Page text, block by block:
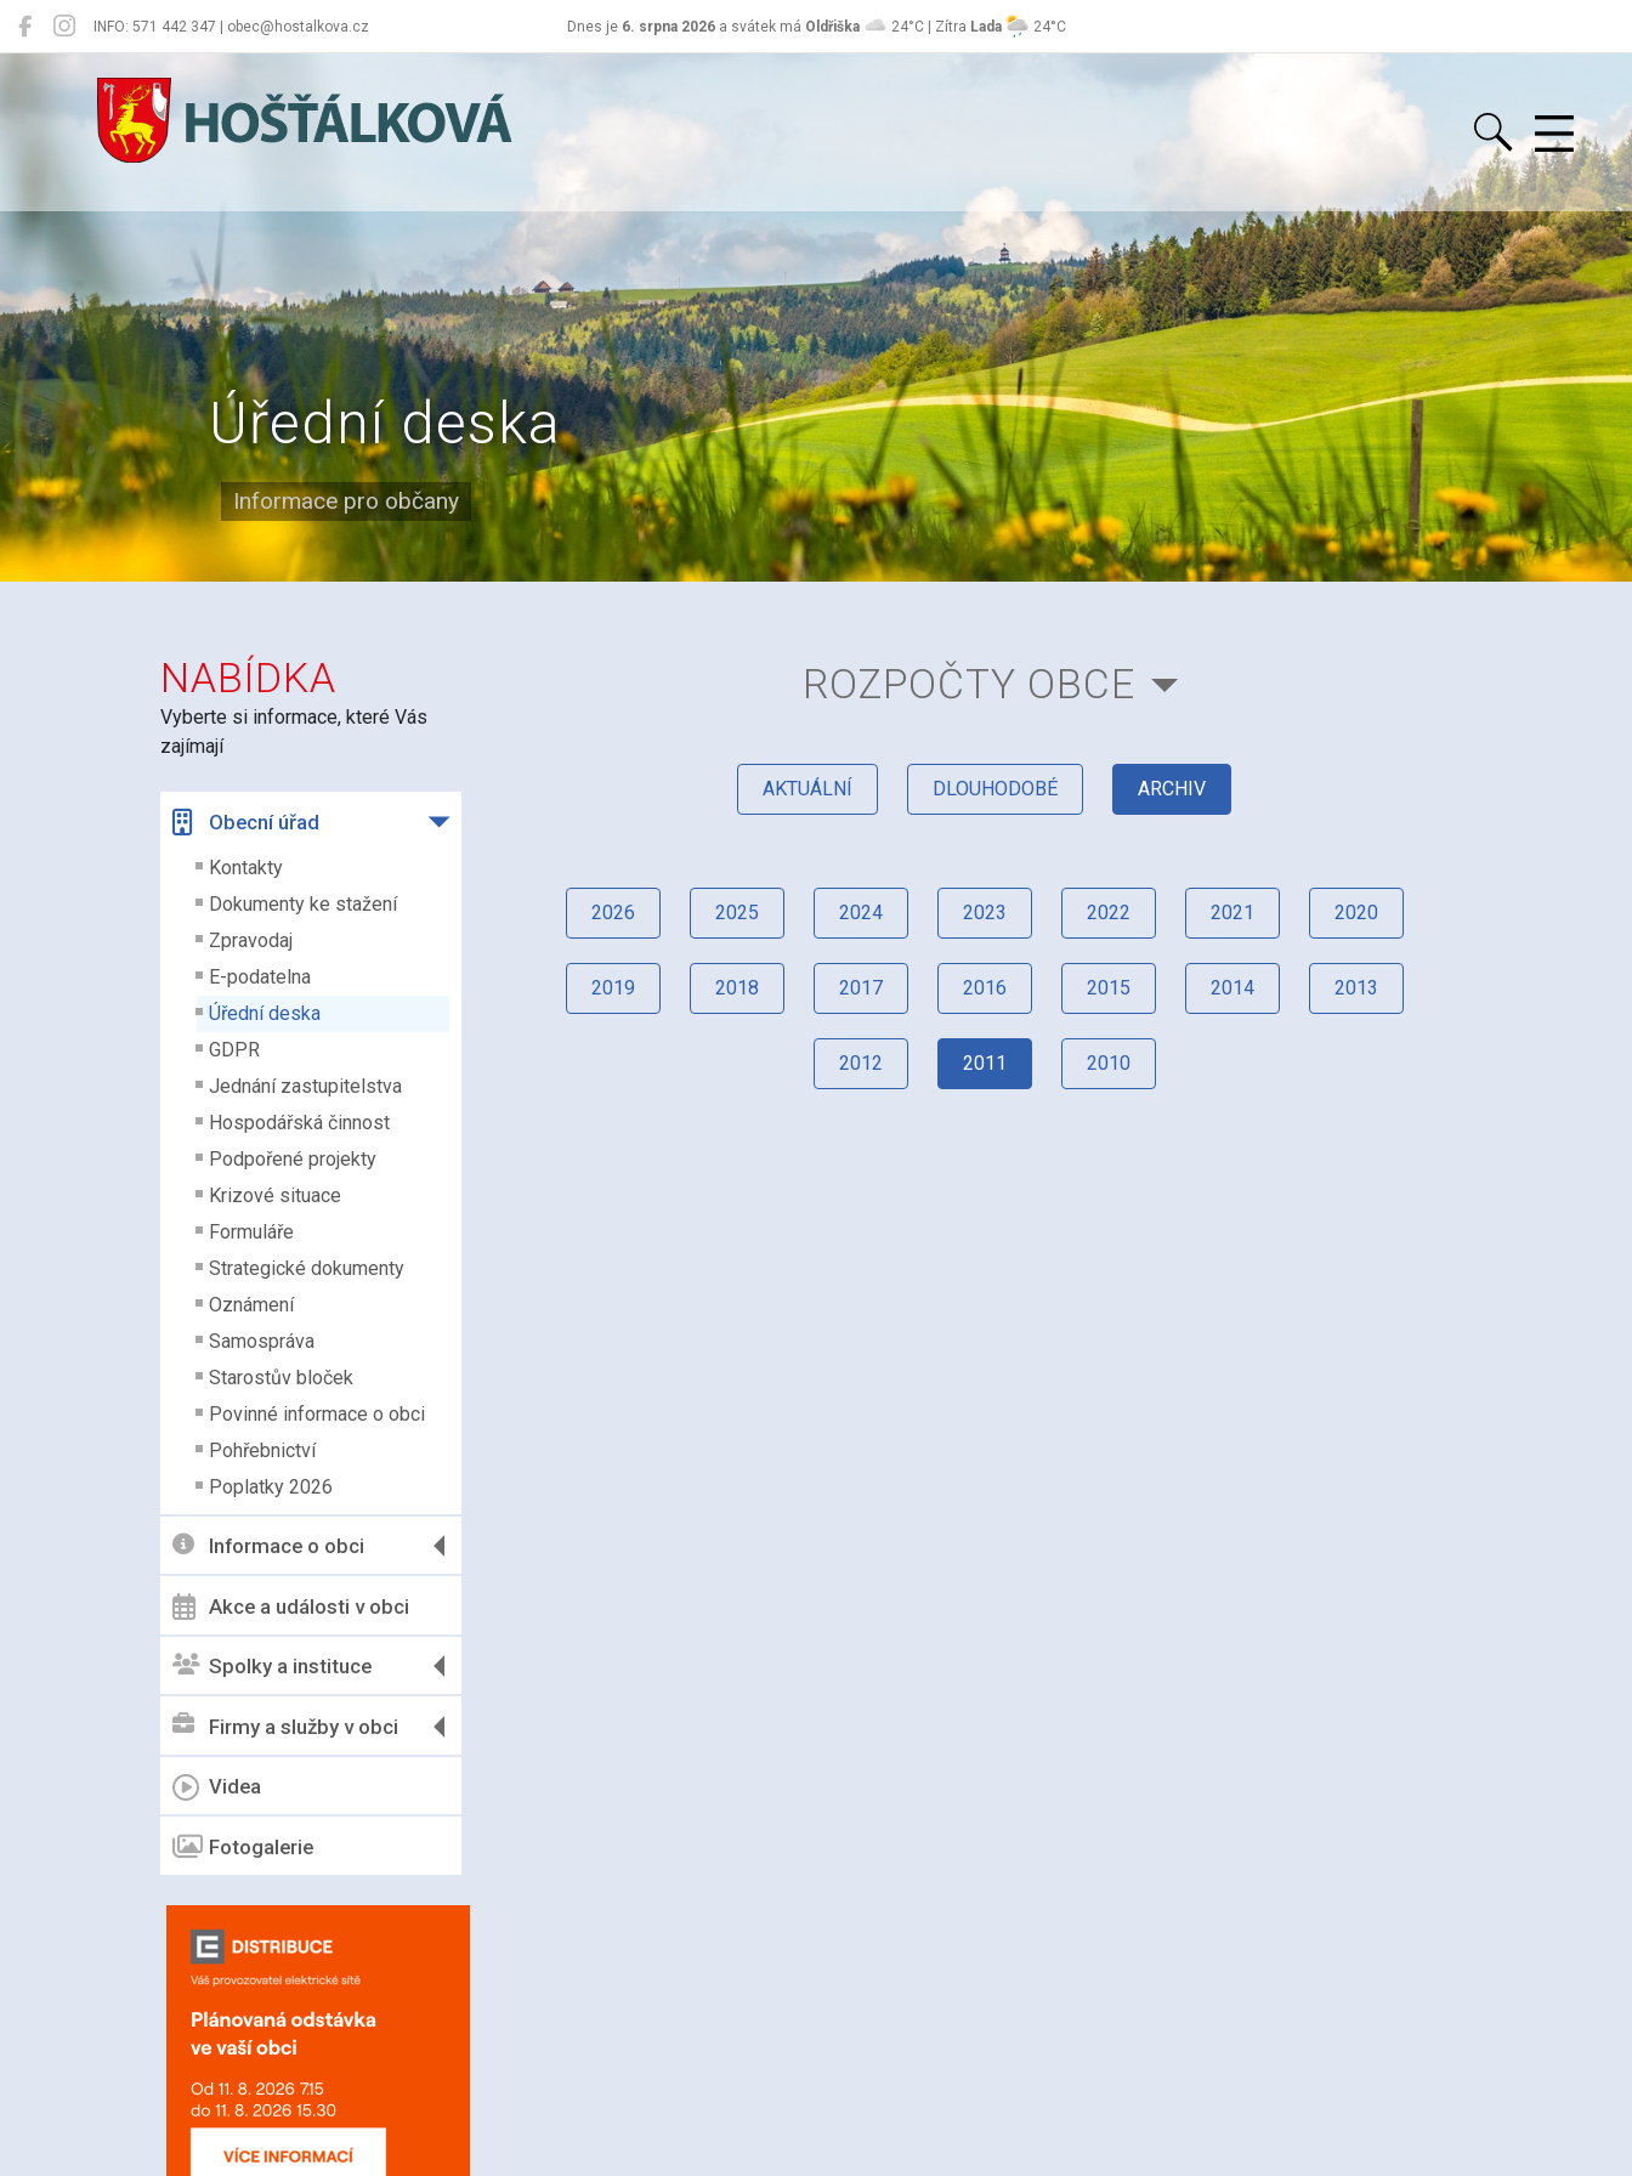
INFO: 571 442 347 | obec@hostalkova.cz Dnes je 6. srpna 2026a svátek má Oldřiška 24°C | Zítra Lada 24°C
Hošťálková
Úřední deska
Informace pro občany
NABÍDKA
Vyberte si informace, které Vás
zajímají
Obecní úřad
Kontakty
Dokumenty ke stažení
Zpravodaj
E-podatelna
Úřední deska
GDPR
Jednání zastupitelstva
Hospodářská činnost
Podpořené projekty
Krizové situace
Formuláře
Strategické dokumenty
Oznámení
Samospráva
Starostův bloček
Povinné informace o obci
Pohřebnictví
Poplatky 2026
Informace o obci
Akce a události v obci
Spolky a instituce
Firmy a služby v obci
Videa
Fotogalerie
ROZPOČTY OBCE
AKTUÁLNÍ DLOUHODOBÉ ARCHIV
2026 2025 2024 2023 2022 2021 2020
2019 2018 2017 2016 2015 2014 2013
2012 2011 2010